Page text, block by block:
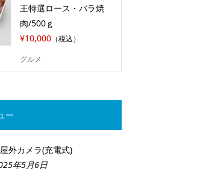
王特選ロース・バラ焼
肉/500ｇ
¥10,000（税込）
グルメ
ー
外カメラ(充電式)
年5月6日